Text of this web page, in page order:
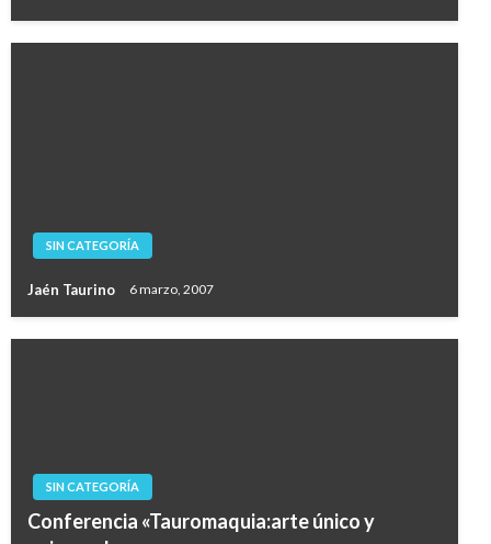
SIN CATEGORÍA
Jaén Taurino 6 marzo, 2007
SIN CATEGORÍA
Conferencia «Tauromaquia:arte único y